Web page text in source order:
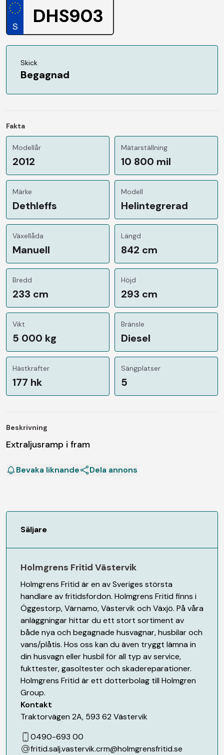
DHS903
Skick
Begagnad
Fakta
Modellår
2012
Mätarställning
10 800 mil
Märke
Dethleffs
Modell
Helintegrerad
Växellåda
Manuell
Längd
842 cm
Bredd
233 cm
Höjd
293 cm
Vikt
5 000 kg
Bränsle
Diesel
Hästkrafter
177 hk
Sängplatser
5
Beskrivning
Extraljusramp i fram
Bevaka liknande Dela annons
Säljare
Holmgrens Fritid Västervik
Holmgrens Fritid är en av Sveriges största
handlare av fritidsfordon. Holmgrens Fritid finns i
Öggestorp, Värnamo, Västervik och Växjö. På våra
anläggningar hittar du ett stort sortiment av
både nya och begagnade husvagnar, husbilar och
vans/plåtis. Hos oss kan du även tryggt lämna in
din husvagn eller husbil för all typ av service,
fukttester, gasoltester och skadereparationer.
Holmgrens Fritid är ett dotterbolag till Holmgren
Group.
Kontakt
Traktorvägen 2A, 593 62 Västervik
0490-693 00
fritid.salj.vastervik.crm@holmgrensfritid.se